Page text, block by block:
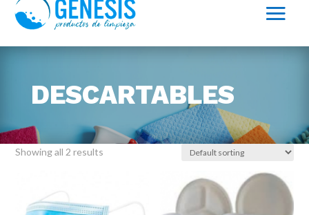
DESCARTABLES
Showing all 2 results